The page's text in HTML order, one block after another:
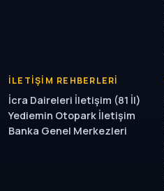
İLETIŞIM REHBERLERI
İcra Daireleri İletişim (81 İl)
Yediemin Otopark İletişim
Banka Genel Merkezleri